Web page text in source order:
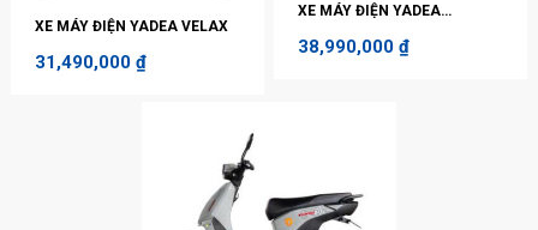
XE MÁY ĐIỆN YADEA VELAX
31,490,000 ₫
XE MÁY ĐIỆN YADEA
38,990,000 ₫